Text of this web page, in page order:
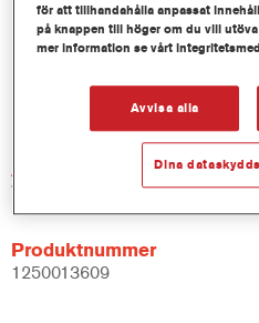
Produktfunktioner
Product Variant
Artikelnummer
WB2040 DW 1 LT
Produktnummer
1250013609
för att tillhandahålla anpassat
på knappen till höger om du vill
mer information se vårt
Avvisa alla
Dina